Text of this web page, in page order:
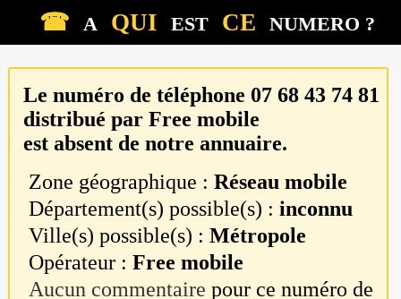
☎ A QUI EST CE NUMERO ?
Le numéro de téléphone 07 68 43 74 81
distribué par Free mobile
est absent de notre annuaire.
Zone géographique :Réseau mobile
Département(s) possible(s) :inconnu
Ville(s) possible(s) :Métropole
Opérateur :Free mobile
Aucun commentaire pour ce numéro de